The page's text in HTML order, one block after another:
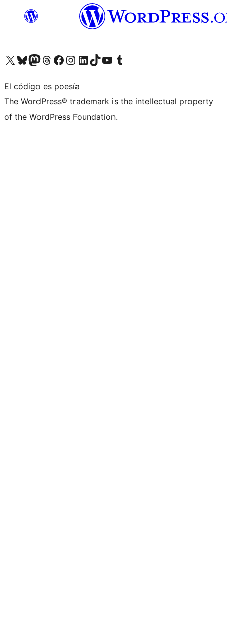
Visita nuestra cuenta de X (anteriormente Twitter)
Visita nuestra cuenta de Bluesky
Visita nuestra cuenta de Mastodon
Visita nuestra cuenta de Threads
Visita nuestra página de Facebook
Visita nuestra cuenta de Instagram
Visita nuestra cuenta de LinkedIn
Visita nuestra cuenta de TikTok
Visita nuestro canal de YouTube
Visita nuestra cuenta de Tumblr
El código es poesía
The WordPress® trademark is the intellectual property
of the WordPress Foundation.